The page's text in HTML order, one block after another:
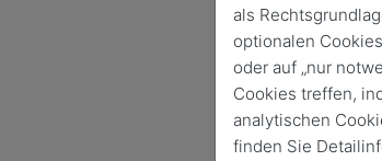
als
optionalen
oder auf „nur
Cookies treffen,
analytischen
finden Sie